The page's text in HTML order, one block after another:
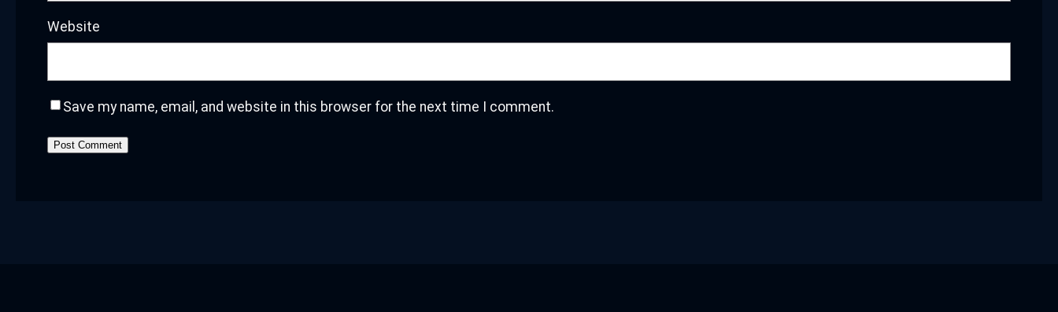
Website
Save my name, email, and website in this browser for the next time I comment.